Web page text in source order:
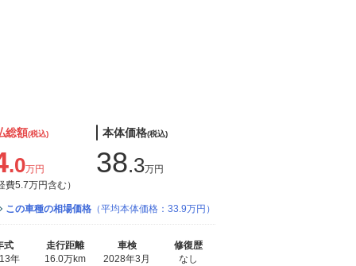
総額(税込)
.0万円
費5.7万円含む）
本体価格(税込)
38.3万円
この車種の相場価格 （平均本体価格：33.9万円）
式
年
走行距離
16.0万km
車検
2028年3月
修復歴
なし